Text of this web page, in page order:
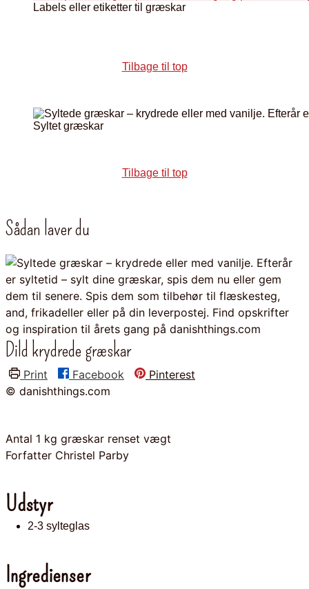
Labels eller etiketter til græskar
Tilbage til top
Syltet græskar
Tilbage til top
Sådan laver du
Dild krydrede græskar
Print Facebook
Pinterest
© danishthings.com
Antal 1 kg græskar renset vægt
Forfatter Christel Parby
Udstyr
2-3 sylteglas
Ingredienser